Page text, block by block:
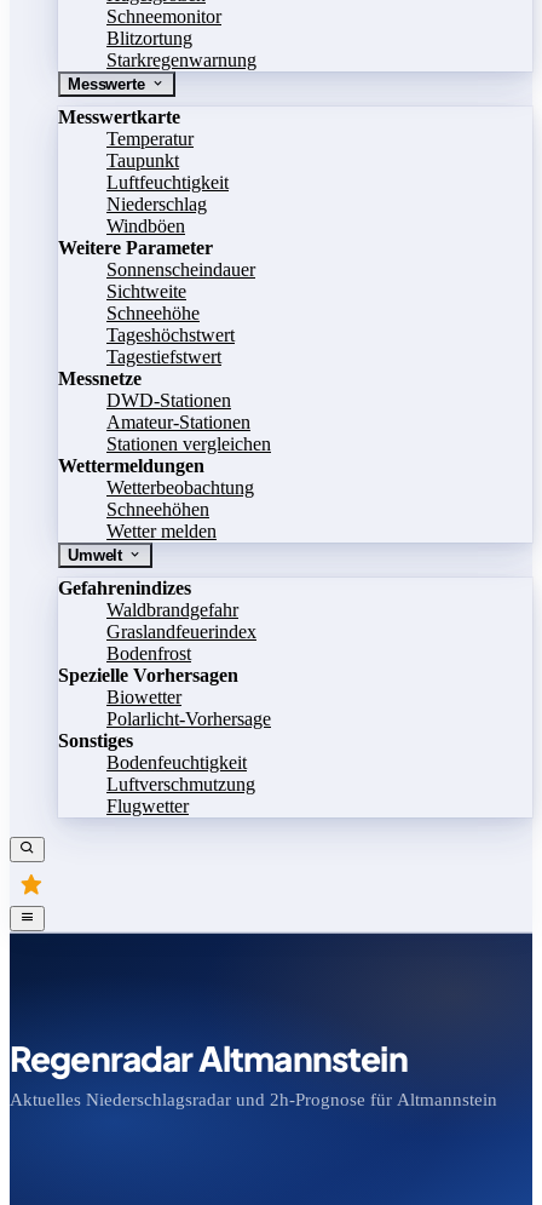
Schneemonitor
Blitzortung
Starkregenwarnung
Messwerte
Messwertkarte
Temperatur
Taupunkt
Luftfeuchtigkeit
Niederschlag
Windböen
Weitere Parameter
Sonnenscheindauer
Sichtweite
Schneehöhe
Tageshöchstwert
Tagestiefstwert
Messnetze
DWD-Stationen
Amateur-Stationen
Stationen vergleichen
Wettermeldungen
Wetterbeobachtung
Schneehöhen
Wetter melden
Umwelt
Gefahrenindizes
Waldbrandgefahr
Graslandfeuerindex
Bodenfrost
Spezielle Vorhersagen
Biowetter
Polarlicht-Vorhersage
Sonstiges
Bodenfeuchtigkeit
Luftverschmutzung
Flugwetter
Regenradar Altmannstein
Aktuelles Niederschlagsradar und 2h-Prognose für Altmannstein